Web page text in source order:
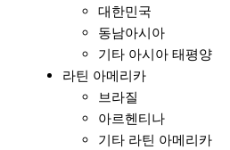
대한민국
동남아시아
기타 아시아 태평양
라틴 아메리카
브라질
아르헨티나
기타 라틴 아메리카